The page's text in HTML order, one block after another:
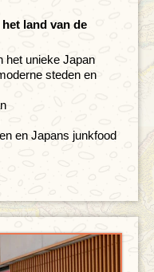
land van de
het unieke Japan
steden en
en Japans junkfood